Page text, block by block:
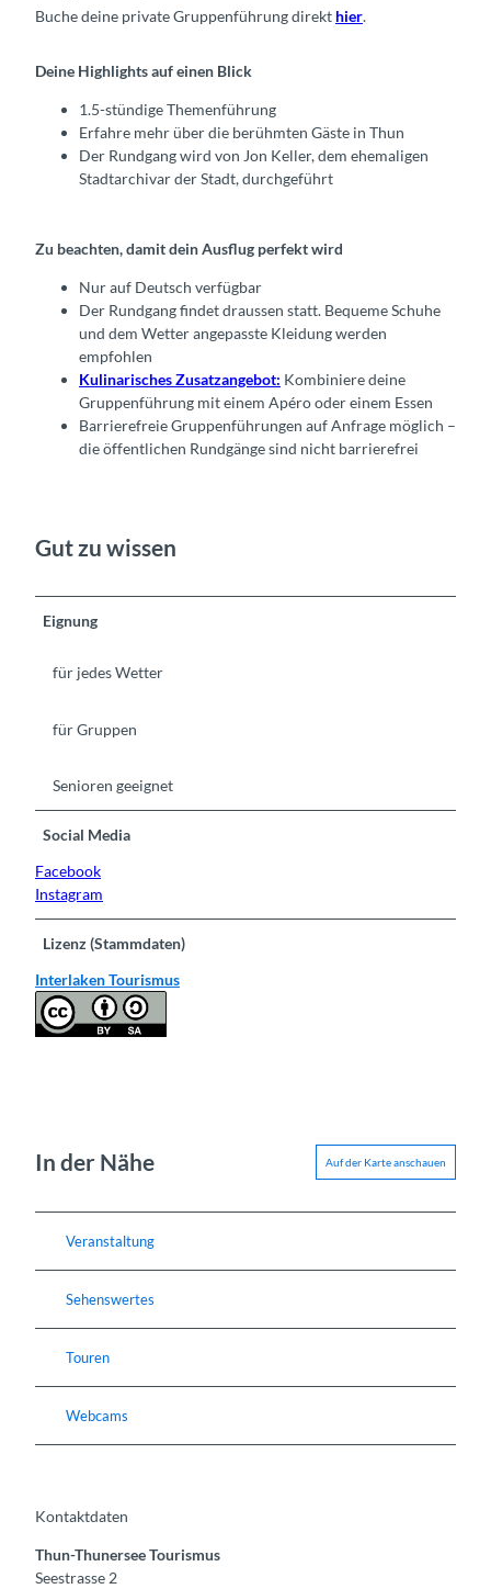
Buche deine private Gruppenführung direkt hier.
Deine Highlights auf einen Blick
1.5-stündige Themenführung
Erfahre mehr über die berühmten Gäste in Thun
Der Rundgang wird von Jon Keller, dem ehemaligen
Stadtarchivar der Stadt, durchgeführt
Zu beachten, damit dein Ausflug perfekt wird
Nur auf Deutsch verfügbar
Der Rundgang findet draussen statt. Bequeme Schuhe
und dem Wetter angepasste Kleidung werden
empfohlen
Kulinarisches Zusatzangebot: Kombiniere deine
Gruppenführung mit einem Apéro oder einem Essen
Barrierefreie Gruppenführungen auf Anfrage möglich –
die öffentlichen Rundgänge sind nicht barrierefrei
Gut zu wissen
Eignung
für jedes Wetter
für Gruppen
Senioren geeignet
Social Media
Facebook
Instagram
Lizenz (Stammdaten)
Interlaken Tourismus
In der Nähe Auf der Karte anschauen
Veranstaltung
Sehenswertes
Touren
Webcams
Kontaktdaten
Thun-Thunersee Tourismus
Seestrasse 2